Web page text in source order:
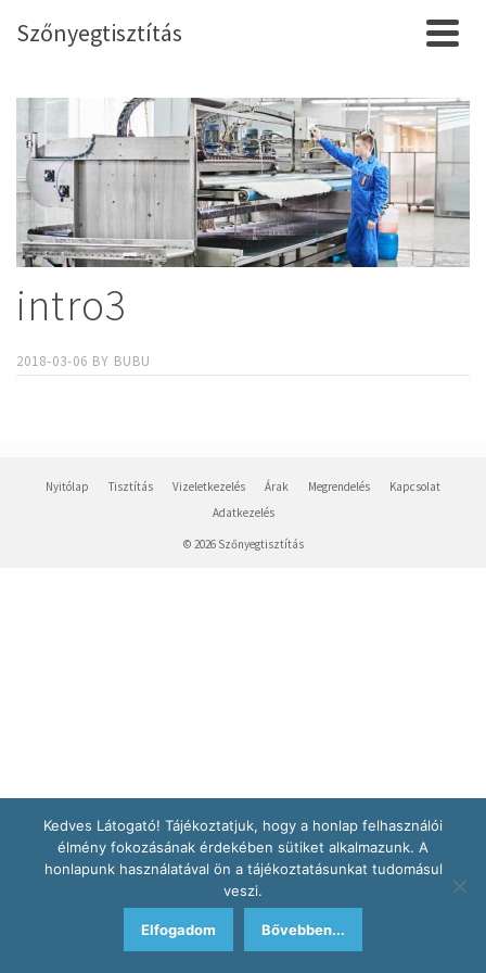
Szőnyegtisztítás
intro3
2018-03-06 BY BUBU
Nyitólap Tisztítás Vizeletkezelés Árak Megrendelés
Kapcsolat
Adatkezelés
© 2026 Szőnyegtisztítás
Kedves Látogató! Tájékoztatjuk, hogy a honlap felhasználói
élmény fokozásának érdekében sütiket alkalmazunk. A
honlapunk használatával ön a tájékoztatásunkat tudomásul
veszi.
Elfogadom Bővebben...